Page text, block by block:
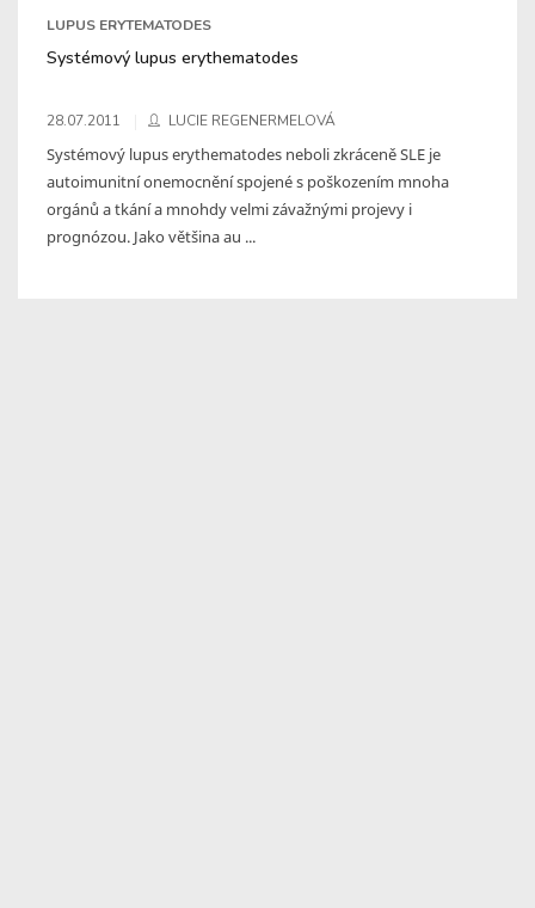
LUPUS ERYTEMATODES
Systémový lupus erythematodes
28.07.2011 LUCIE REGENERMELOVÁ
Systémový lupus erythematodes neboli zkráceně SLE je
autoimunitní onemocnění spojené s poškozením mnoha
orgánů a tkání a mnohdy velmi závažnými projevy i
prognózou. Jako většina au ...